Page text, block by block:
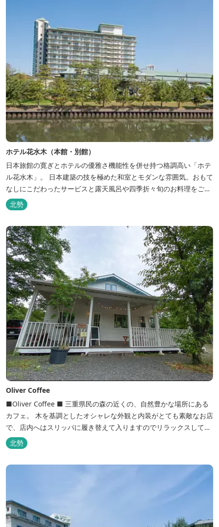
ホテル花水木（本館・別館）
日本旅館の寛ぎとホテルの優雅さ機能性を併せ持つ格調高い「ホテ
ル花水木」。 日本建築の技を極めた和室とモダンな雰囲気。おもて
なしにこだわったサービスと露天風呂や四季折々旬のお料理をご満
喫いただけます。
北勢
Oliver Coffee
■Oliver Coffee ■ 三重県民の森の近くの、自然豊かな場所にある
カフェ。 木を基調としたオシャレな外観と内装がとても素敵なお店
で、店内へはスリッパに履き替えて入りますのでリラックスして食
事を楽しめます。 席は店内にテーブル席や円卓、外のテラス席など
があり、お子様連れでも入りやすく居心地がいいカフェです。 森の
北勢